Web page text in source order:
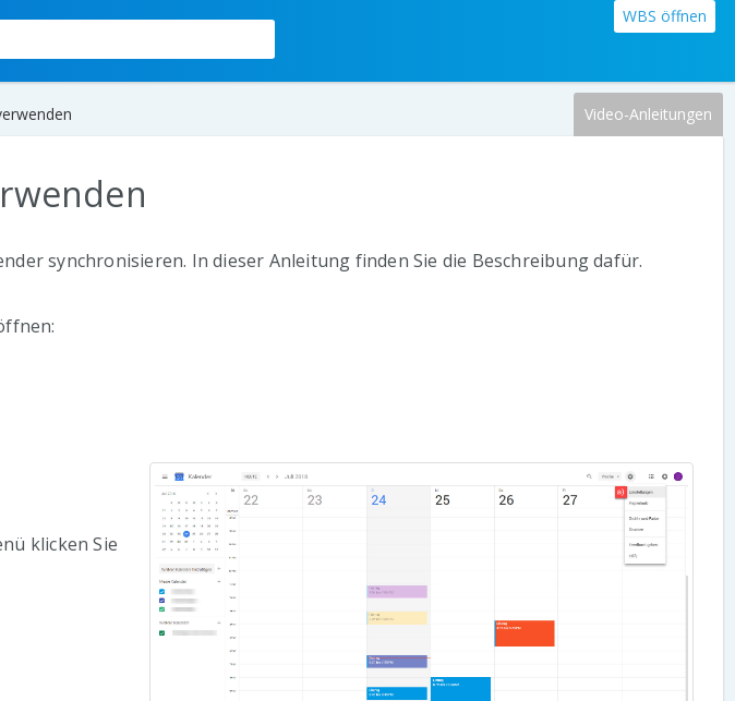
WBS öffnen
Video-Anleitungen
synchronisieren. In dieser Anleitung finden Sie die Beschreibung dafür.
klicken Sie